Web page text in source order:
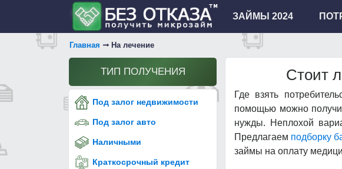
ЗАЙМЫ 2024
Главная На лечение
ТИП ПОЛУЧЕНИЯ
Под залог недвижимости
Под залог авто
Наличными
Краткосрочный кредит
Стоит
Где взять
помощью можно
нужды. Неплохой
Предлагаем подборку
займы на оплату